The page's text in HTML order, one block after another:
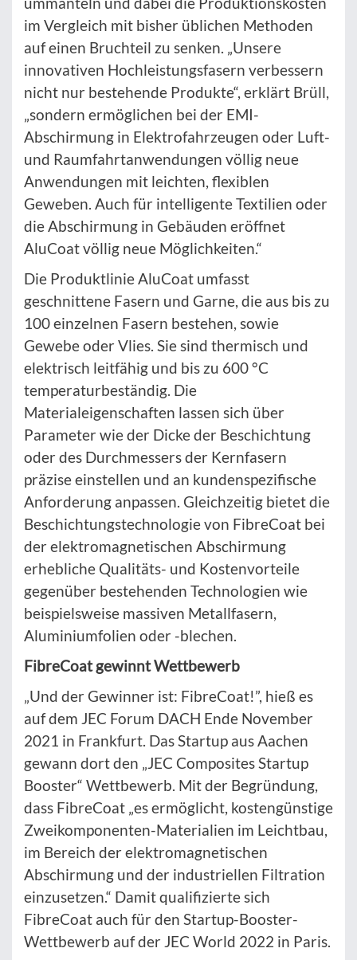
im Vergleich mit bisher üblichen Methoden
auf einen Bruchteil zu senken. „Unsere
innovativen Hochleistungsfasern verbessern
nicht nur bestehende Produkte“, erklärt Brüll,
„sondern ermöglichen bei der EMI-
Abschirmung in Elektrofahrzeugen oder Luft-
und Raumfahrtanwendungen völlig neue
Anwendungen mit leichten, flexiblen
Geweben. Auch für intelligente Textilien oder
die Abschirmung in Gebäuden eröffnet
AluCoat völlig neue Möglichkeiten.“
Die Produktlinie AluCoat umfasst
geschnittene Fasern und Garne, die aus bis zu
100 einzelnen Fasern bestehen, sowie
Gewebe oder Vlies. Sie sind thermisch und
elektrisch leitfähig und bis zu 600 °C
temperaturbeständig. Die
Materialeigenschaften lassen sich über
Parameter wie der Dicke der Beschichtung
oder des Durchmessers der Kernfasern
präzise einstellen und an kundenspezifische
Anforderung anpassen. Gleichzeitig bietet die
Beschichtungstechnologie von FibreCoat bei
der elektromagnetischen Abschirmung
erhebliche Qualitäts- und Kostenvorteile
gegenüber bestehenden Technologien wie
beispielsweise massiven Metallfasern,
Aluminiumfolien oder -blechen.
FibreCoat gewinnt Wettbewerb
„Und der Gewinner ist: FibreCoat!”, hieß es
auf dem JEC Forum DACH Ende November
2021 in Frankfurt. Das Startup aus Aachen
gewann dort den „JEC Composites Startup
Booster“ Wettbewerb. Mit der Begründung,
dass FibreCoat „es ermöglicht, kostengünstige
Zweikomponenten-Materialien im Leichtbau,
im Bereich der elektromagnetischen
Abschirmung und der industriellen Filtration
einzusetzen.“ Damit qualifizierte sich
FibreCoat auch für den Startup-Booster-
Wettbewerb auf der JEC World 2022 in Paris.